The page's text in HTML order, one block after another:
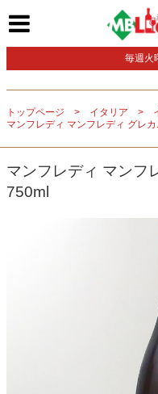
毎週火
トップページ イタリア
マンフレディ マンフレディ グレ
マンフレディ マンフ
750ml